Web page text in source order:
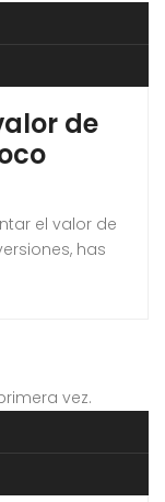
de
el valor de
has